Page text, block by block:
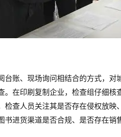
台账、现场询问相结合的方式，
。在印刷复制企业，检查组仔细
检查人员关注其是否存在侵权放
书进货渠道是否合规、是否存在